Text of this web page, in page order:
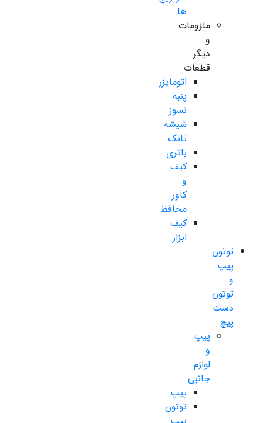
ها
ملزومات
و
دیگر
قطعات
اتومایزر
پنبه
نسوز
شیشه
تانک
باتری
کیف
و
کاور
محافظ
کیف
ابزار
توتون
پیپ
و
توتون
دست
پیچ
پیپ
و
لوازم
جانبی
پیپ
توتون